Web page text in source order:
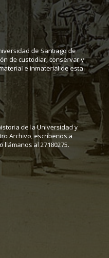
de Santiago de
de custodiar, conservar y
e inmaterial de esta
de la Universidad y
Archivo, escríbenos a
llámanos al 27180275.